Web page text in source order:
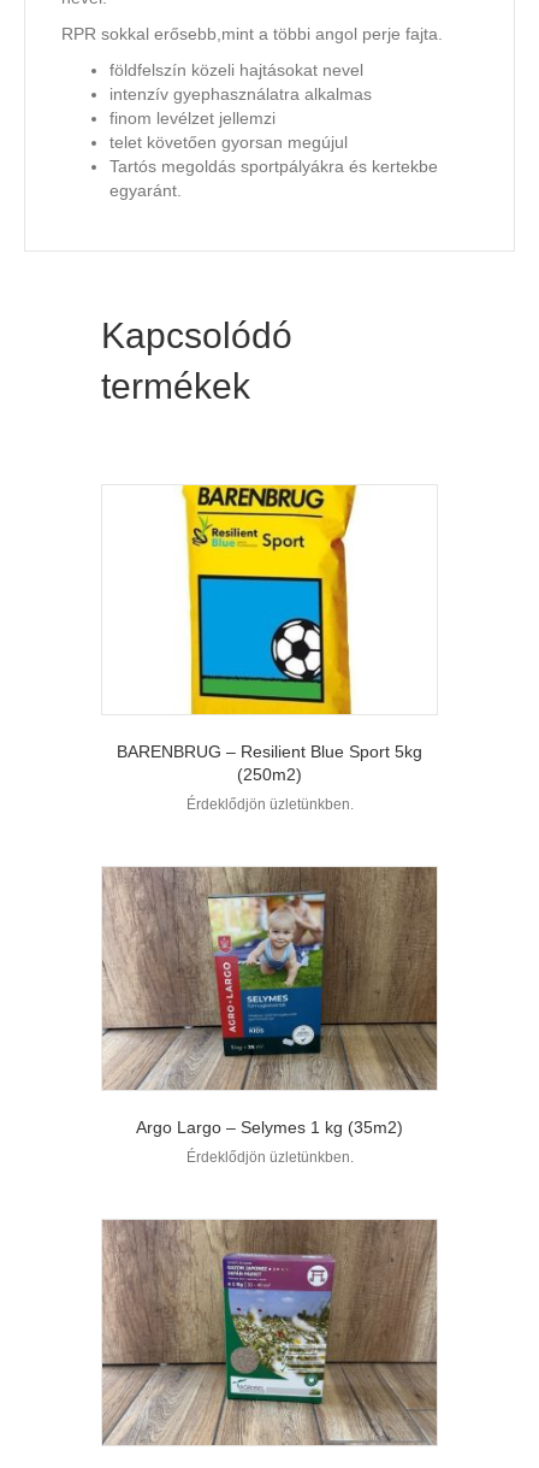
RPR sokkal erősebb,mint a többi angol perje fajta.
földfelszín közeli hajtásokat nevel
intenzív gyephasználatra alkalmas
finom levélzet jellemzi
telet követően gyorsan megújul
Tartós megoldás sportpályákra és kertekbe
egyaránt.
Kapcsolódó
termékek
BARENBRUG – Resilient Blue Sport 5kg
(250m2)
Érdeklődjön üzletünkben.
Argo Largo – Selymes 1 kg (35m2)
Érdeklődjön üzletünkben.